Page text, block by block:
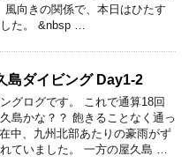
風向きの関係で、本日はひたす
た。 &nbsp …
島ダイビング Day1-2
グログです。 これで通算18回
島かな？？ 飽きることなく通っ
中、九州北部あたりの豪雨がず
ていました。 一方の屋久島 …